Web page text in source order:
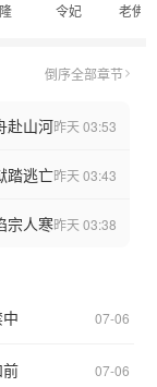
现在在旅游当
令妃 老佛爷
倒序全部章节
赴山河昨天 03:53
踏逃亡昨天 03:43
宗人寒昨天 03:38
07-06
07-06